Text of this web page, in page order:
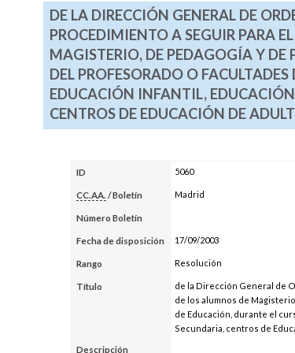
DE LA DIRECCIÓN GENERAL DE
PROCEDIMIENTO A SEGUIR PARA
MAGISTERIO, DE PEDAGOGÍA Y DE
DEL PROFESORADO O
EDUCACIÓN INFANTIL,
CENTROS DE EDUCACIÓN DE
ID 5060
CC.AA. / Boletín Madrid
Número Boletín
Fecha de disposición 17/09/2003
Rango Resolución
Título
de la Dirección General de
de los alumnos de
de Educación, durante el
Secundaria, centros de
Descripción